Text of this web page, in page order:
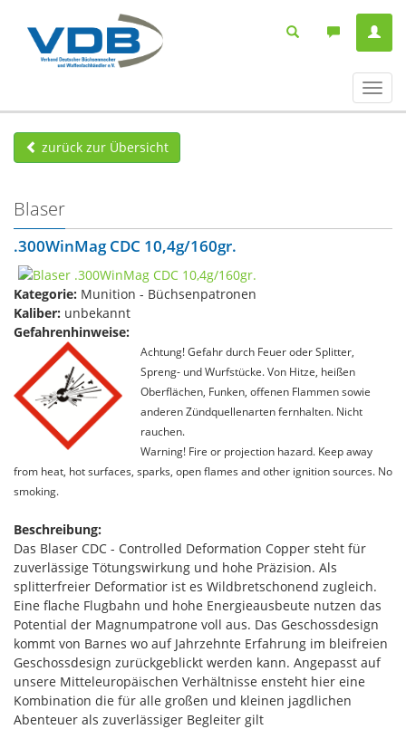
ein-/
zurück zur Übersicht
Blaser
.300WinMag CDC 10,4g/160gr.
Kategorie: Munition - Büchsenpatronen
Kaliber: unbekannt
Gefahrenhinweise:
Achtung! Gefahr durch Feuer oder Splitter,
Spreng- und Wurfstücke. Von Hitze, heißen
Oberflächen, Funken, offenen Flammen sowie
anderen Zündquellenarten fernhalten. Nicht
rauchen.
Warning! Fire or projection hazard. Keep away
from heat, hot surfaces, sparks, open flames and other ignition sources. No
smoking.
Beschreibung:
Das Blaser CDC - Controlled Deformation Copper steht für
zuverlässige Tötungswirkung und hohe Präzision. Als
splitterfreier Deformatior ist es Wildbretschonend zugleich.
Eine flache Flugbahn und hohe Energieausbeute nutzen das
Potential der Magnumpatrone voll aus. Das Geschossdesign
kommt von Barnes wo auf Jahrzehnte Erfahrung im bleifreien
Geschossdesign zurückgeblickt werden kann. Angepasst auf
unsere Mitteleuropäischen Verhältnisse ensteht hier eine
Kombination die für alle großen und kleinen jagdlichen
Abenteuer als zuverlässiger Begleiter gilt